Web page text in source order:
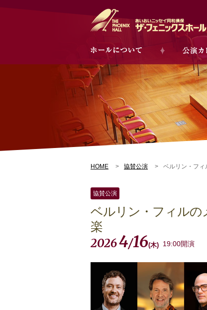
HOME 協賛公演 ベルリン・フィ
協賛公演
ベルリン・フィルの
楽
20264/16(木) 19:00開演